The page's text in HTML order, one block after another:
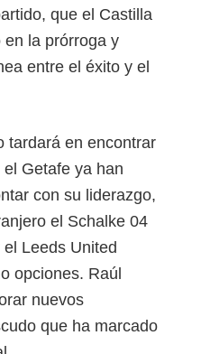
que el Castilla
la prórroga y
entre el éxito y el
tardará en encontrar
Getafe ya han
con su liderazgo,
el Schalke 04
Leeds United
opciones. Raúl
nuevos
que ha marcado